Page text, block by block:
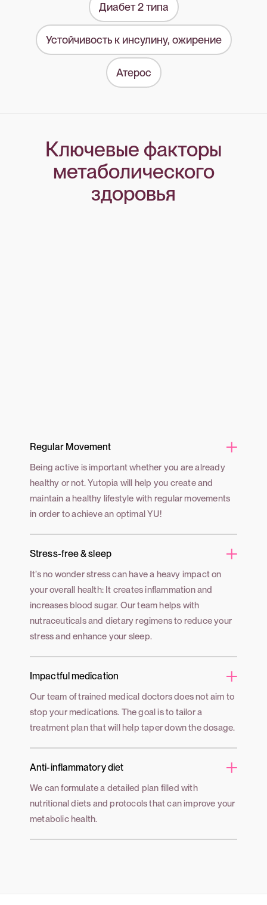
Диабет 2 типа
Устойчивость к инсулину, ожирение
Атерос
Ключевые факторы
метаболического
здоровья
Regular Movement
Being active is important whether you are already
healthy or not. Yutopia will help you create and
maintain a healthy lifestyle with regular movements
in order to achieve an optimal YU!
Stress-free & sleep
It’s no wonder stress can have a heavy impact on
your overall health: It creates inflammation and
increases blood sugar. Our team helps with
nutraceuticals and dietary regimens to reduce your
stress and enhance your sleep.
Impactful medication
Our team of trained medical doctors does not aim to
stop your medications. The goal is to tailor a
treatment plan that will help taper down the dosage.
Anti-inflammatory diet
We can formulate a detailed plan filled with
nutritional diets and protocols that can improve your
metabolic health.